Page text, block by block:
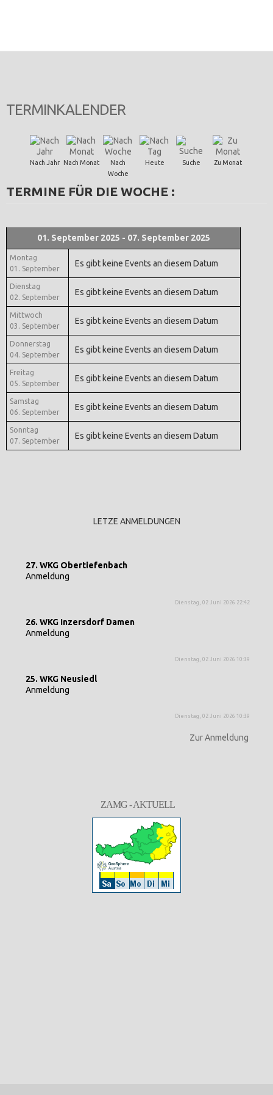
TERMINKALENDER
Nach Jahr Nach Monat
Nach
Woche
Heute Suche Zu Monat
TERMINE FÜR DIE WOCHE :
01. September 2025 - 07. September 2025
Montag
01. September
Es gibt keine Events an diesem Datum
Dienstag
02. September
Es gibt keine Events an diesem Datum
Mittwoch
03. September
Es gibt keine Events an diesem Datum
Donnerstag
04. September
Es gibt keine Events an diesem Datum
Freitag
05. September
Es gibt keine Events an diesem Datum
Samstag
06. September
Es gibt keine Events an diesem Datum
Sonntag
07. September
Es gibt keine Events an diesem Datum
LETZE ANMELDUNGEN
27. WKG Obertiefenbach
Anmeldung
Dienstag, 02 Juni 2026 22:42
26. WKG Inzersdorf Damen
Anmeldung
Dienstag, 02 Juni 2026 10:39
25. WKG Neusiedl
Anmeldung
Dienstag, 02 Juni 2026 10:39
Zur Anmeldung
ZAMG - AKTUELL